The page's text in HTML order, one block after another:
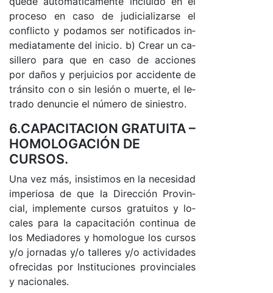
pro­ce­so en ca­so de ju­di­cia­li­zar­se el
con­flic­to y po­da­mos ser no­ti­fi­ca­dos in­
me­dia­ta­men­te del ini­cio. b) Crear un ca­
si­lle­ro pa­ra que en ca­so de ac­cio­nes
por da­ños y per­jui­cios por ac­ci­den­te de
trán­si­to con o sin le­sión o muer­te, el le­
tra­do de­nun­cie el nú­me­ro de si­nies­tro.
6.CAPACITACION GRATUITA –
HOMOLOGACIÓN DE
CURSOS.
Una vez má­s, in­sis­ti­mos en la ne­ce­si­dad
im­pe­rio­sa de que la Di­rec­ción Pro­vin­
cia­l, im­ple­men­te cur­sos gra­tui­tos y lo­
ca­les pa­ra la ca­pa­ci­ta­ción con­ti­nua de
los Me­dia­do­res y ho­mo­lo­gue los cur­sos
y/o jor­na­das y/o ta­lle­res y/o ac­ti­vi­da­des
ofre­ci­das por Ins­ti­tu­cio­nes pro­vin­cia­les
y na­cio­na­le­s.